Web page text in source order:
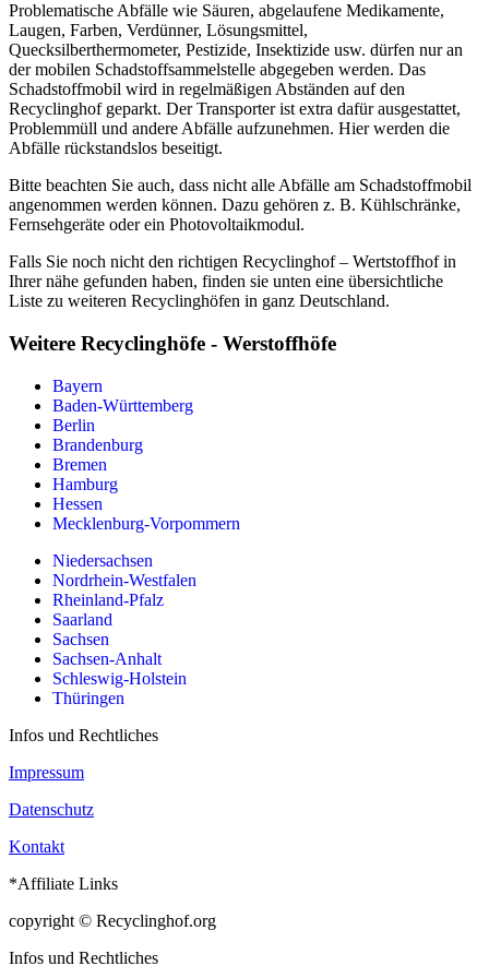
Problematische Abfälle wie Säuren, abgelaufene Medikamente,
Laugen, Farben, Verdünner, Lösungsmittel,
Quecksilberthermometer, Pestizide, Insektizide usw. dürfen nur an
der mobilen Schadstoffsammelstelle abgegeben werden. Das
Schadstoffmobil wird in regelmäßigen Abständen auf den
Recyclinghof geparkt. Der Transporter ist extra dafür ausgestattet,
Problemmüll und andere Abfälle aufzunehmen. Hier werden die
Abfälle rückstandslos beseitigt.
Bitte beachten Sie auch, dass nicht alle Abfälle am Schadstoffmobil
angenommen werden können. Dazu gehören z. B. Kühlschränke,
Fernsehgeräte oder ein Photovoltaikmodul.
Falls Sie noch nicht den richtigen Recyclinghof – Wertstoffhof in
Ihrer nähe gefunden haben, finden sie unten eine übersichtliche
Liste zu weiteren Recyclinghöfen in ganz Deutschland.
Weitere Recyclinghöfe - Werstoffhöfe
Bayern
Baden-Württemberg
Berlin
Brandenburg
Bremen
Hamburg
Hessen
Mecklenburg-Vorpommern
Niedersachsen
Nordrhein-Westfalen
Rheinland-Pfalz
Saarland
Sachsen
Sachsen-Anhalt
Schleswig-Holstein
Thüringen
Infos und Rechtliches
Impressum
Datenschutz
Kontakt
*Affiliate Links
copyright © Recyclinghof.org
Infos und Rechtliches